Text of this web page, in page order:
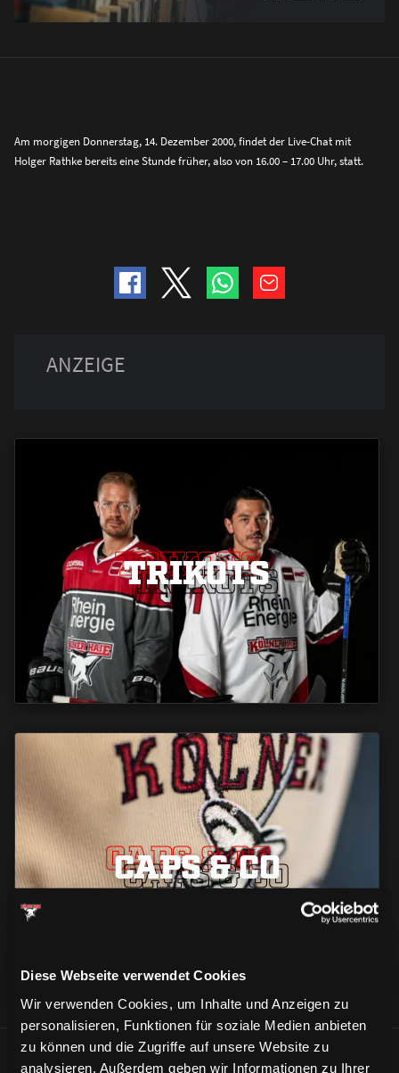
Diese Webseite verwendet Cookies
Wir verwenden Cookies, um Inhalte und Anzeigen zu
personalisieren, Funktionen für soziale Medien anbieten
zu können und die Zugriffe auf unsere Website zu
analysieren. Außerdem geben wir Informationen zu Ihrer
Am morgigen Donnerstag, 14. Dezember 2000, findet der Live-Chat mit
Holger Rathke bereits eine Stunde früher, also von 16.00 – 17.00 Uhr, statt.
TRIKOTS
TRIKOTS
TRIKOTS
CAPS & CO
CAPS & CO
CAPS & CO